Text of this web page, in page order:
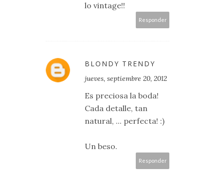
lo vintage!!
Responder
BLONDY TRENDY
jueves, septiembre 20, 2012
Es preciosa la boda!
Cada detalle, tan
natural, ... perfecta! :)
Un beso.
Responder